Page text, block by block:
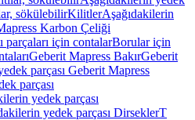
sökülebilirKilitlerAşağıdakilerin
Karbon Çeliği
parçaları için contalarBorular için
Geberit Mapress BakırGeberit
parçası Geberit Mapress
parçası
yedek parçası
yedek parçası DirseklerT